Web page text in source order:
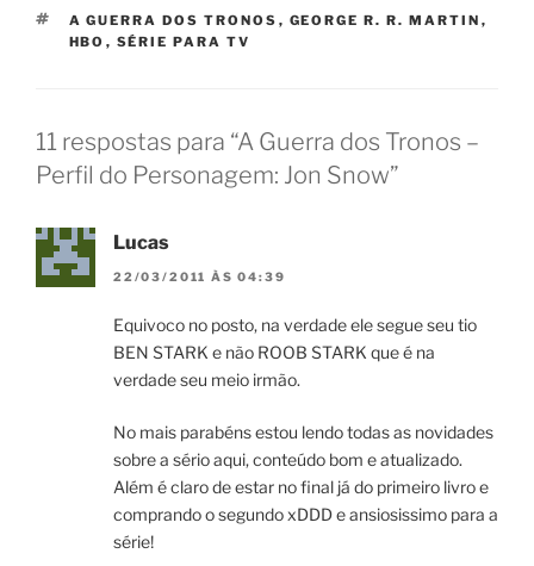
TAGS
A GUERRA DOS TRONOS , GEORGE R. R. MARTIN ,
HBO , SÉRIE PARA TV
11 respostas para “A Guerra dos Tronos –
Perfil do Personagem: Jon Snow”
Lucas
22/03/2011 ÀS 04:39
Equivoco no posto, na verdade ele segue seu tio
BEN STARK e não ROOB STARK que é na
verdade seu meio irmão.
No mais parabéns estou lendo todas as novidades
sobre a sério aqui, conteúdo bom e atualizado.
Além é claro de estar no final já do primeiro livro e
comprando o segundo xDDD e ansiosissimo para a
série!